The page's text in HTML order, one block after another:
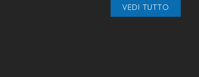
VEDI TUTTO